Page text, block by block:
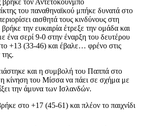
τον Αντετοκούνμπο
του παναθηναϊκού μπήκε δυνατά στο
αισθητά τους κινδύνους στη
την ευκαιρία έτρεξε την ομάδα και
ένα σερί 9-0 στην έναρξη του δευτέρου
+13 (33-46) και έβαλε… φρένο στις
και η συμβολή του Παππά στο
κίνηση του Μίσσα να πάει σε σχήμα με
την άμυνα των Ισλανδών.
στο +17 (45-61) και πλέον το παιχνίδι